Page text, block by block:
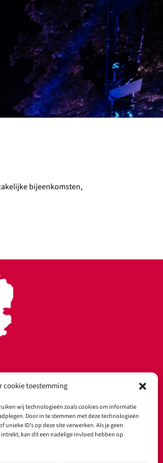
cookie toestemming
wij technologieën zoals cookies om informatie
Door in te stemmen met deze technologieën
unieke ID's op deze site verwerken. Als je geen
kan dit een nadelige invloed hebben op
bijeenkomsten,